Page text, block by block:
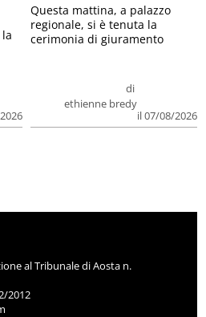
di
ethienne bredy
il 07/08/2026
Questa mattina, a palazzo
regionale, si è tenuta la
cerimonia di giuramento
al Tribunale di Aosta n.
2012